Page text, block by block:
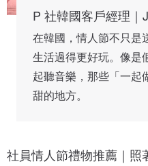
P 社韓國客戶經理｜
在韓國，情人節不只是
生活過得更好玩。像是
起聽音樂，那些「一起
甜的地方。
社員情人節禮物推薦｜照